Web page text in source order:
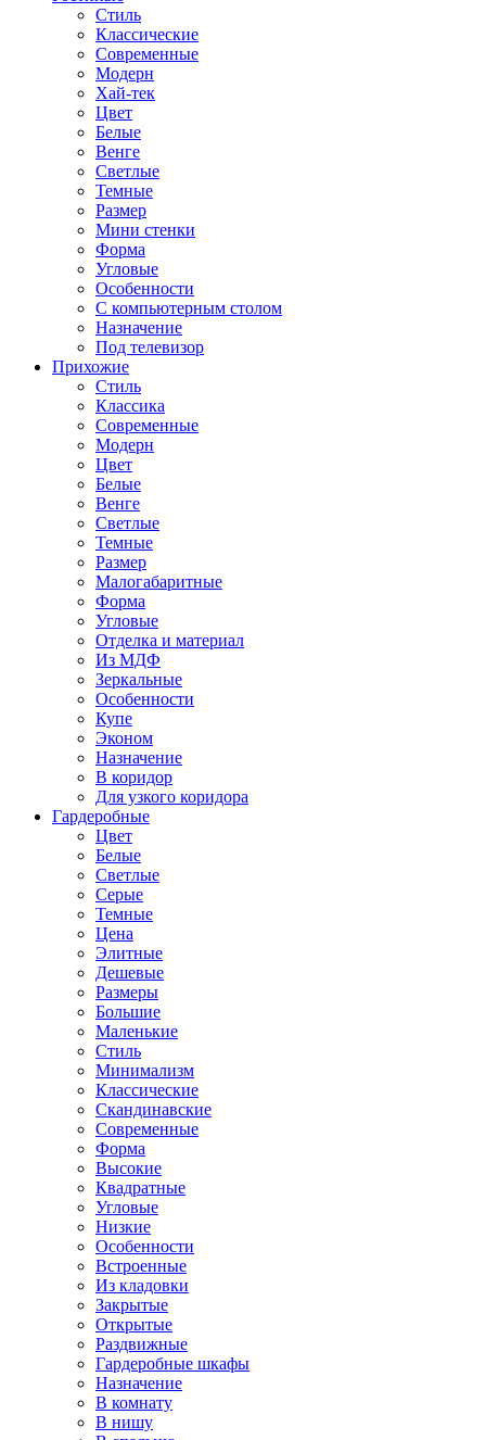
Стиль
Классические
Современные
Модерн
Хай-тек
Цвет
Белые
Венге
Светлые
Темные
Размер
Мини стенки
Форма
Угловые
Особенности
С компьютерным столом
Назначение
Под телевизор
Прихожие
Стиль
Классика
Современные
Модерн
Цвет
Белые
Венге
Светлые
Темные
Размер
Малогабаритные
Форма
Угловые
Отделка и материал
Из МДФ
Зеркальные
Особенности
Купе
Эконом
Назначение
В коридор
Для узкого коридора
Гардеробные
Цвет
Белые
Светлые
Серые
Темные
Цена
Элитные
Дешевые
Размеры
Большие
Маленькие
Стиль
Минимализм
Классические
Скандинавские
Современные
Форма
Высокие
Квадратные
Угловые
Низкие
Особенности
Встроенные
Из кладовки
Закрытые
Открытые
Раздвижные
Гардеробные шкафы
Назначение
В комнату
В нишу